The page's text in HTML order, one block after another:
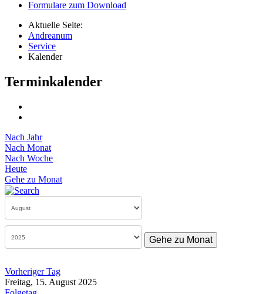
Formulare zum Download
Aktuelle Seite:
Andreanum
Service
Kalender
Terminkalender
Nach Jahr
Nach Monat
Nach Woche
Heute
Gehe zu Monat
Gehe zu Monat
Vorheriger Tag
Freitag, 15. August 2025